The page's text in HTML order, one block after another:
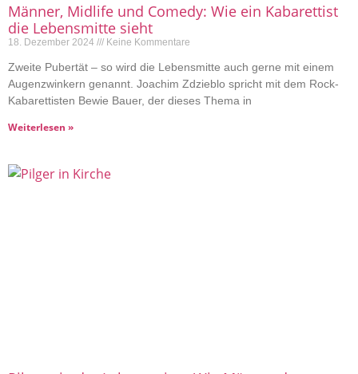
Männer, Midlife und Comedy: Wie ein Kabarettist
die Lebensmitte sieht
18. Dezember 2024 Keine Kommentare
Zweite Pubertät – so wird die Lebensmitte auch gerne mit einem
Augenzwinkern genannt. Joachim Zdzieblo spricht mit dem Rock-
Kabarettisten Bewie Bauer, der dieses Thema in
Weiterlesen »